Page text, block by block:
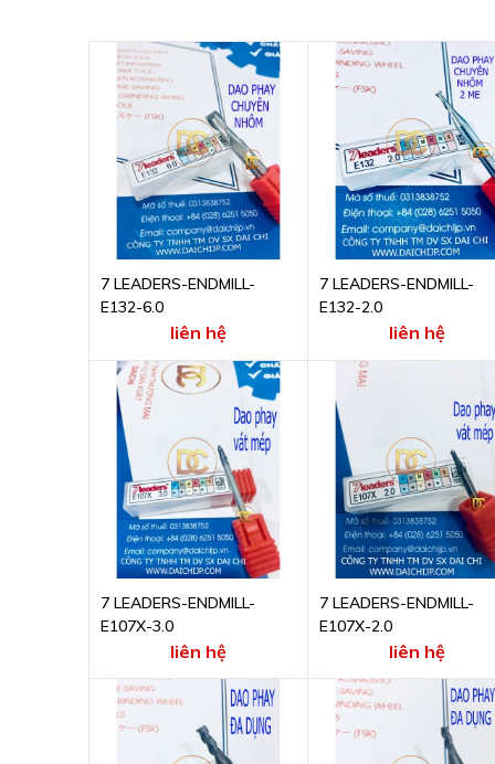
7 LEADERS-ENDMILL-
E132-6.0
liên hệ
7 LEADERS-ENDMILL-
E132-2.0
liên hệ
7 LEADERS-ENDMILL-
E107X-3.0
liên hệ
7 LEADERS-ENDMILL-
E107X-2.0
liên hệ